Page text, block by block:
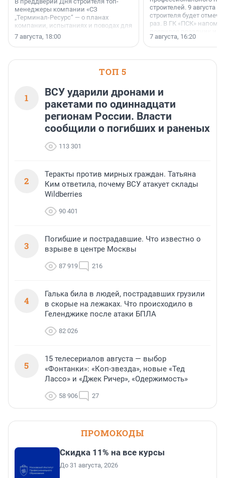
менеджеры компании «СЗ
„Терминал-Ресурс“ — о планах
компании, испытаниях и поводах для
осторожного оптимизма.
7 августа, 18:00
строителей. 9 августа
строителя будет
раз. В ГК «ПСК»
поменялась роль
7 августа, 16:20
ТОП 5
1
ВСУ ударили дронами и
ракетами по одиннадцати
регионам России. Власти
сообщили о погибших и раненых
113 301
2
Теракты против мирных граждан. Татьяна
Ким ответила, почему ВСУ атакует склады
Wildberries
90 401
3
Погибшие и пострадавшие. Что известно о
взрыве в центре Москвы
87 919 216
4
Галька била в людей, пострадавших грузили
в скорые на лежаках. Что происходило в
Геленджике после атаки БПЛА
82 026
5
15 телесериалов августа — выбор
«Фонтанки»: «Коп-звезда», новые «Тед
Лассо» и «Джек Ричер», «Одержимость»
58 906 27
ПРОМОКОДЫ
Скидка 11% на все курсы
До 31 августа, 2026